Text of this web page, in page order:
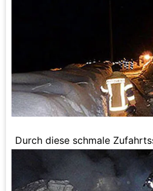
Durch diese schmale
Wasser-Tankfahrzeuge.